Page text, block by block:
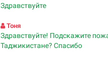
Здравствуйте
Тоня
Здравствуйте! Подскажите
Таджикистане? Спасибо